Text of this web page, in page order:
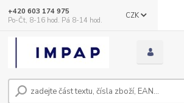
CZK
+420 603 174 975
Po-Čt, 8-16 hod. Pá 8-14 hod.